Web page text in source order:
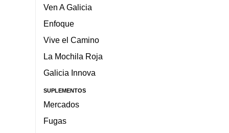
Ven A Galicia
Enfoque
Vive el Camino
La Mochila Roja
Galicia Innova
SUPLEMENTOS
Mercados
Fugas